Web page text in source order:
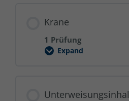
Krane
1 Prüfung
Expand
Krane